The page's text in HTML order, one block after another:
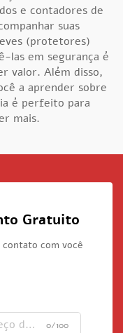
e contadores de
suas
(protetores)
las em segurança é
valor. Além disso,
a aprender sobre
é perfeito para
mais.
Gratuito
com você
0/100